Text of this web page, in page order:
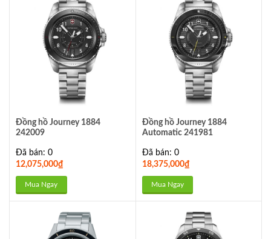
Đồng hồ Journey 1884
242009
Đã bán: 0
12,075,000₫
Mua Ngay
Đồng hồ Journey 1884
Automatic 241981
Đã bán: 0
18,375,000₫
Mua Ngay